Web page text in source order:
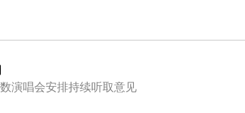
演唱会安排持续听取意见